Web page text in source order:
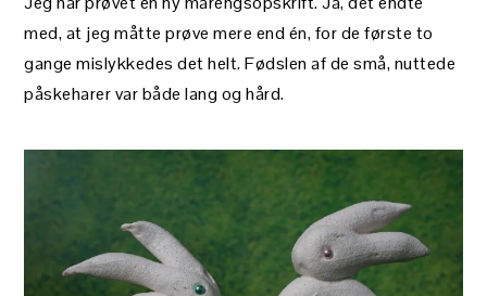
med, at jeg måtte prøve mere end én, for de første to
gange mislykkedes det helt. Fødslen af de små, nuttede
påskeharer var både lang og hård.